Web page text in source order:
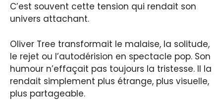
C’est souvent cette tension qui rendait son
univers attachant.
Oliver Tree transformait le malaise, la solitude,
le rejet ou l’autodérision en spectacle pop. Son
humour n’effaçait pas toujours la tristesse. Il la
rendait simplement plus étrange, plus visuelle,
plus partageable.